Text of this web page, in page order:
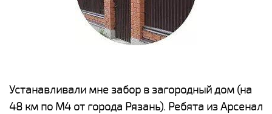
Устанавливали мне забор в загородный дом (на
48 км по М4 от города Рязань). Ребята из Арсенал